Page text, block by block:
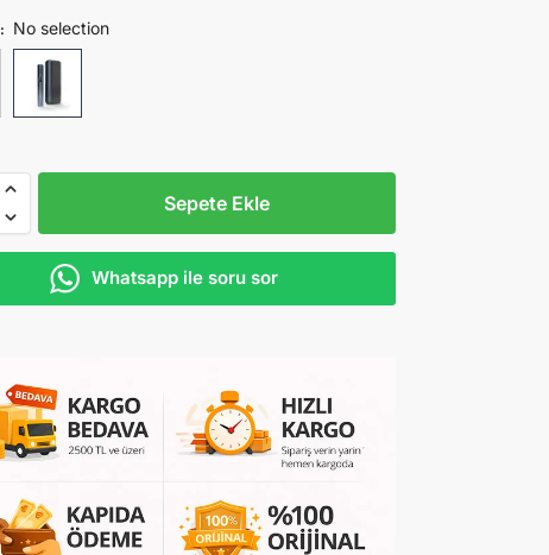
: No selection
Sepete Ekle
Whatsapp ile soru sor